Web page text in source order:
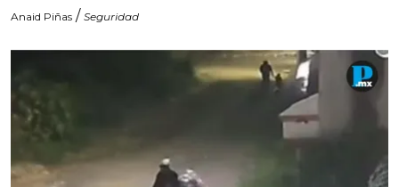
Anaid Piñas / Seguridad